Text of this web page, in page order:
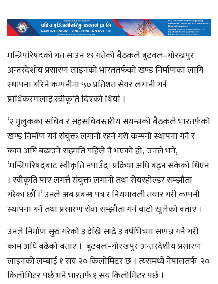
मन्त्रिपरिषदको गत साउन १९ गतेको बैठकले बुटवल–गोरखपुर
अन्तरदेशीय प्रसारण लाइनको भारततर्फको खण्ड निर्माणका लागि
स्थापना गरिने कम्पनीमा ५० प्रतिशत सेयर लगानी गर्न
प्राधिकरणलाई स्वीकृति दिएको थियो ।
‘२ मुलुकका सचिव र सहसचिवस्तरीय संयन्त्रको बैठकले भारतर्फको
खण्ड निर्माण गर्न संयुक्त लगानी रहने गरी कम्पनी स्थापना गर्ने र
काम अघि बढाउने सहमति पहिले नै भएको हो,’ उनले भने,
‘मन्त्रिपरिषदबाट स्वीकृति नपाउँदा प्रक्रिया अघि बढ्न सकेको थिएन
। स्वीकृति पाए लगत्तै संयुक्त लगानी तथा सेयरहोल्डर सम्झौता
गरेका छौं ।’ उनले अब प्रबन्ध पत्र र नियमावली तयार गरी कम्पनी
स्थापना गर्ने तथा प्रसारण सेवा सम्झौता गर्न बाटो खुलेको बताए ।
उनले निर्माण सुरु गरेको ३ देखि साढे ३ वर्षभित्रमा सम्पन्न गर्ने गरी
काम अघि बढेको बताए । बुटवल–गोरखपुर अन्तरदेशीय प्रसारण
लाइनको लम्बाई १ सय २० किलोमिटर छ । त्यसमध्ये नेपालतर्फ २०
किलोमिटर पर्छ भने भारतर्फ १ सय किलोमिटर पर्छ ।